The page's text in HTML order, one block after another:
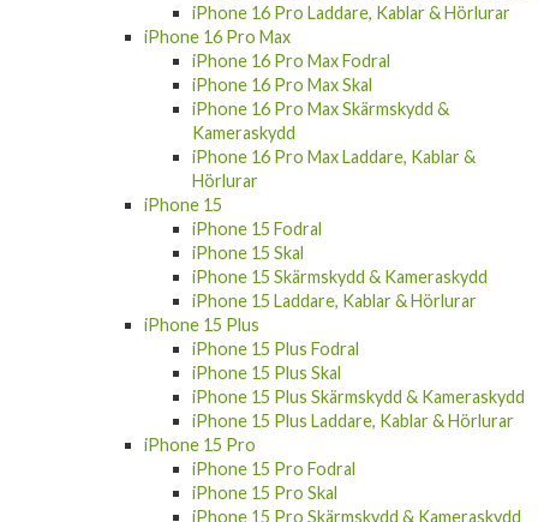
iPhone 16 Pro Laddare, Kablar & Hörlurar
iPhone 16 Pro Max
iPhone 16 Pro Max Fodral
iPhone 16 Pro Max Skal
iPhone 16 Pro Max Skärmskydd &
Kameraskydd
iPhone 16 Pro Max Laddare, Kablar &
Hörlurar
iPhone 15
iPhone 15 Fodral
iPhone 15 Skal
iPhone 15 Skärmskydd & Kameraskydd
iPhone 15 Laddare, Kablar & Hörlurar
iPhone 15 Plus
iPhone 15 Plus Fodral
iPhone 15 Plus Skal
iPhone 15 Plus Skärmskydd & Kameraskydd
iPhone 15 Plus Laddare, Kablar & Hörlurar
iPhone 15 Pro
iPhone 15 Pro Fodral
iPhone 15 Pro Skal
iPhone 15 Pro Skärmskydd & Kameraskydd